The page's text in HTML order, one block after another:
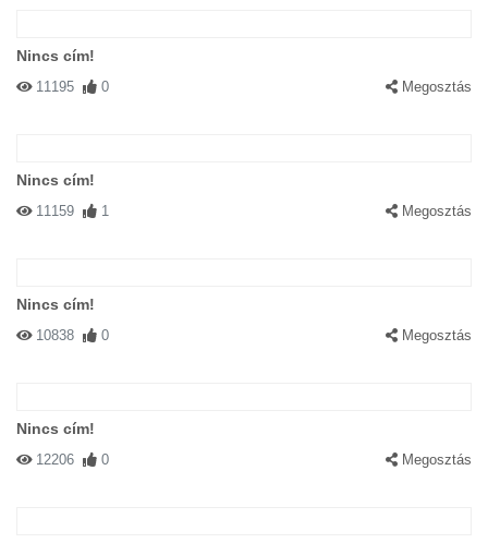
Nincs cím!
11195 0 Megosztás
Nincs cím!
11159 1 Megosztás
Nincs cím!
10838 0 Megosztás
Nincs cím!
12206 0 Megosztás